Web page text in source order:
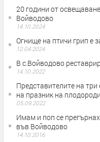
20 години от
Войводово
14.10.2024
Огнище на птичи грип е
12.04.2024
В с.Войводово
14.10.2022
Представителите на
на празник на
05.09.2022
Имам и поп се
във Войводово
14.10.2016